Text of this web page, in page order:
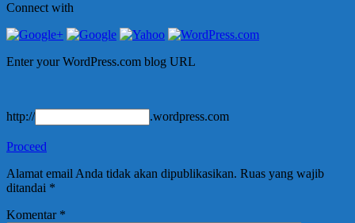
Connect with
Enter your WordPress.com blog URL
http:// .wordpress.com
Proceed
Alamat email Anda tidak akan dipublikasikan. Ruas yang wajib
ditandai *
Komentar *